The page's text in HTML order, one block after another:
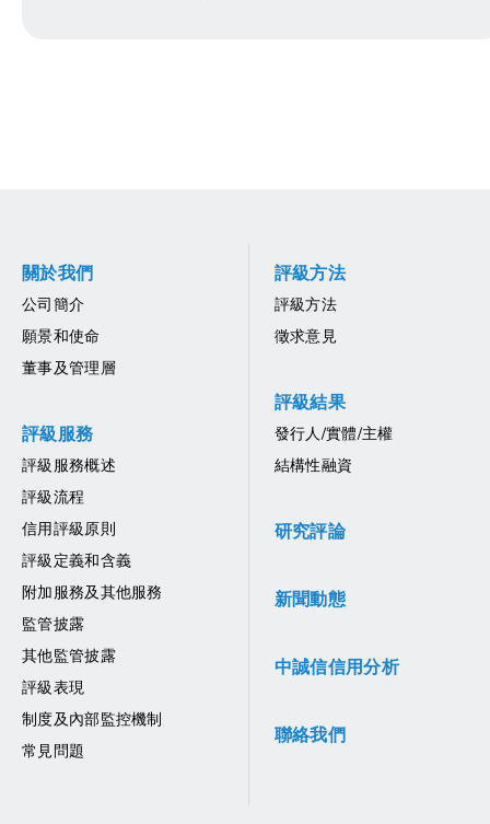
關於我們
公司簡介
願景和使命
董事及管理層
評級服務
評級服務概述
評級流程
信用評級原則
評級定義和含義
附加服務及其他服務
監管披露
其他監管披露
評級表現
制度及內部監控機制
常見問題
評級方法
評級方法
徵求意見
評級結果
發行人/實體/主權
結構性融資
研究評論
新聞動態
中誠信信用分析
聯絡我們